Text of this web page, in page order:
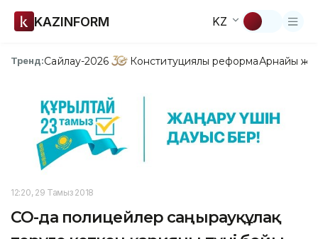
KAZINFORM KZ
Тренд:Сайлау-2026 Конституциялық реформаАрнайы
12:20, 29 Тамыз 2018
СҚО-да полицейлер саңырауқұлақ